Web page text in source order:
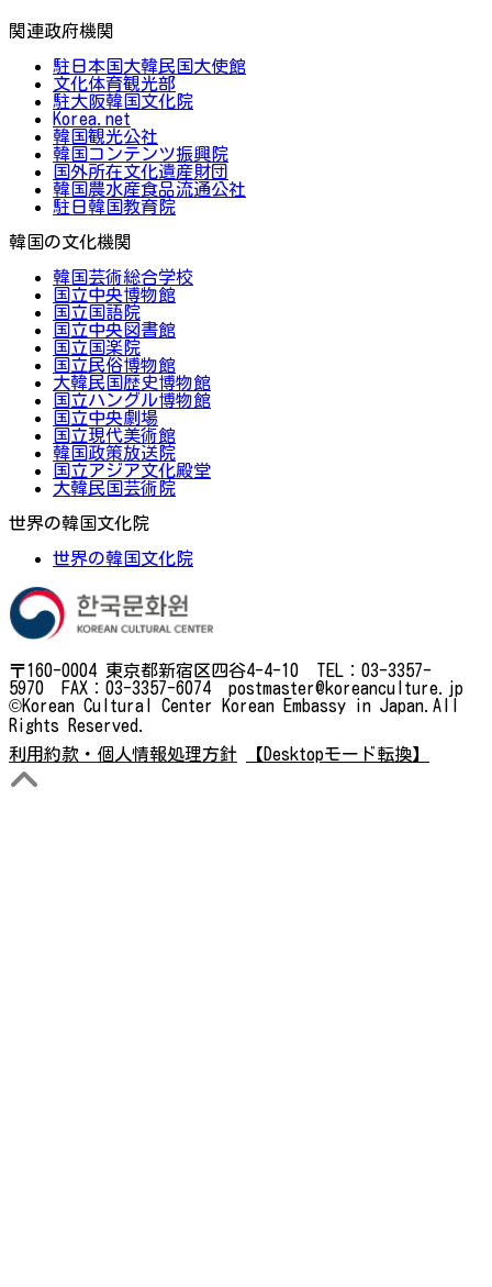
関連政府機関
駐日本国大韓民国大使館
文化体育観光部
駐大阪韓国文化院
Korea.net
韓国観光公社
韓国コンテンツ振興院
国外所在文化遺産財団
韓国農水産食品流通公社
駐日韓国教育院
韓国の文化機関
韓国芸術総合学校
国立中央博物館
国立国語院
国立中央図書館
国立国楽院
国立民俗博物館
大韓民国歴史博物館
国立ハングル博物館
国立中央劇場
国立現代美術館
韓国政策放送院
国立アジア文化殿堂
大韓民国芸術院
世界の韓国文化院
世界の韓国文化院
〒160-0004 東京都新宿区四谷4-4-10 TEL：03-3357-
5970 FAX：03-3357-6074 postmaster@koreanculture.jp
©Korean Cultural Center Korean Embassy in Japan.All
Rights Reserved.
利用約款・個人情報処理方針
【Desktopモード転換】